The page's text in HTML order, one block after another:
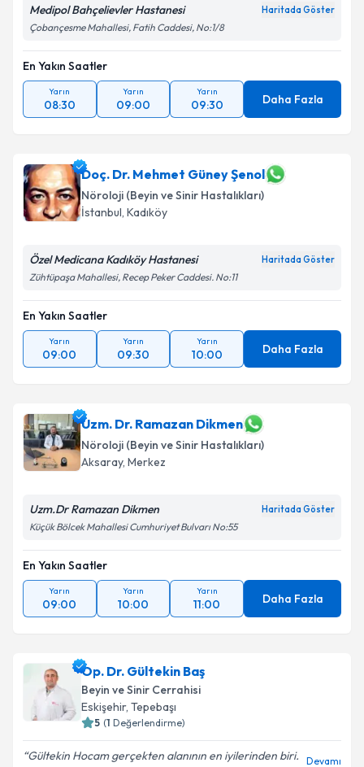
Medipol Bahçelievler Hastanesi Haritada Göster
Çobançesme Mahallesi, Fatih Caddesi, No:1/8
En Yakın Saatler
Yarın
08:30
Yarın
09:00
Yarın
09:30 Daha Fazla
Doç. Dr. Mehmet Güney Şenol
Nöroloji (Beyin ve Sinir Hastalıkları)
İstanbul, Kadıköy
Özel Medicana Kadıköy Hastanesi Haritada Göster
Zühtüpaşa Mahallesi, Recep Peker Caddesi. No:11
En Yakın Saatler
Yarın
09:00
Yarın
09:30
Yarın
10:00 Daha Fazla
Uzm. Dr. Ramazan Dikmen
Nöroloji (Beyin ve Sinir Hastalıkları)
Aksaray, Merkez
Uzm.Dr Ramazan Dikmen Haritada Göster
Küçük Bölcek Mahallesi Cumhuriyet Bulvarı No:55
En Yakın Saatler
Yarın
09:00
Yarın
10:00
Yarın
11:00 Daha Fazla
Op. Dr. Gültekin Baş
Beyin ve Sinir Cerrahisi
Eskişehir, Tepebaşı
5 (1 Değerlendirme)
Gültekin Hocam gerçekten alanının en iyilerinden biri.
Devamı